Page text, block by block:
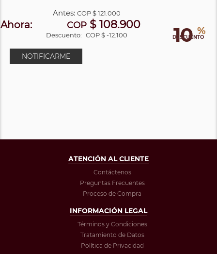
10 %
DESCUENTO
Antes:COP$ 121.000
Ahora: COP $ 108.900
Descuento: COP $ -12.100
NOTIFICARME
ATENCIÓN AL CLIENTE
Contáctenos
Preguntas Frecuentes
Proceso de Compra
INFORMACIÓN LEGAL
Términos y Condiciones
Tratamiento de Datos
Política de Privacidad